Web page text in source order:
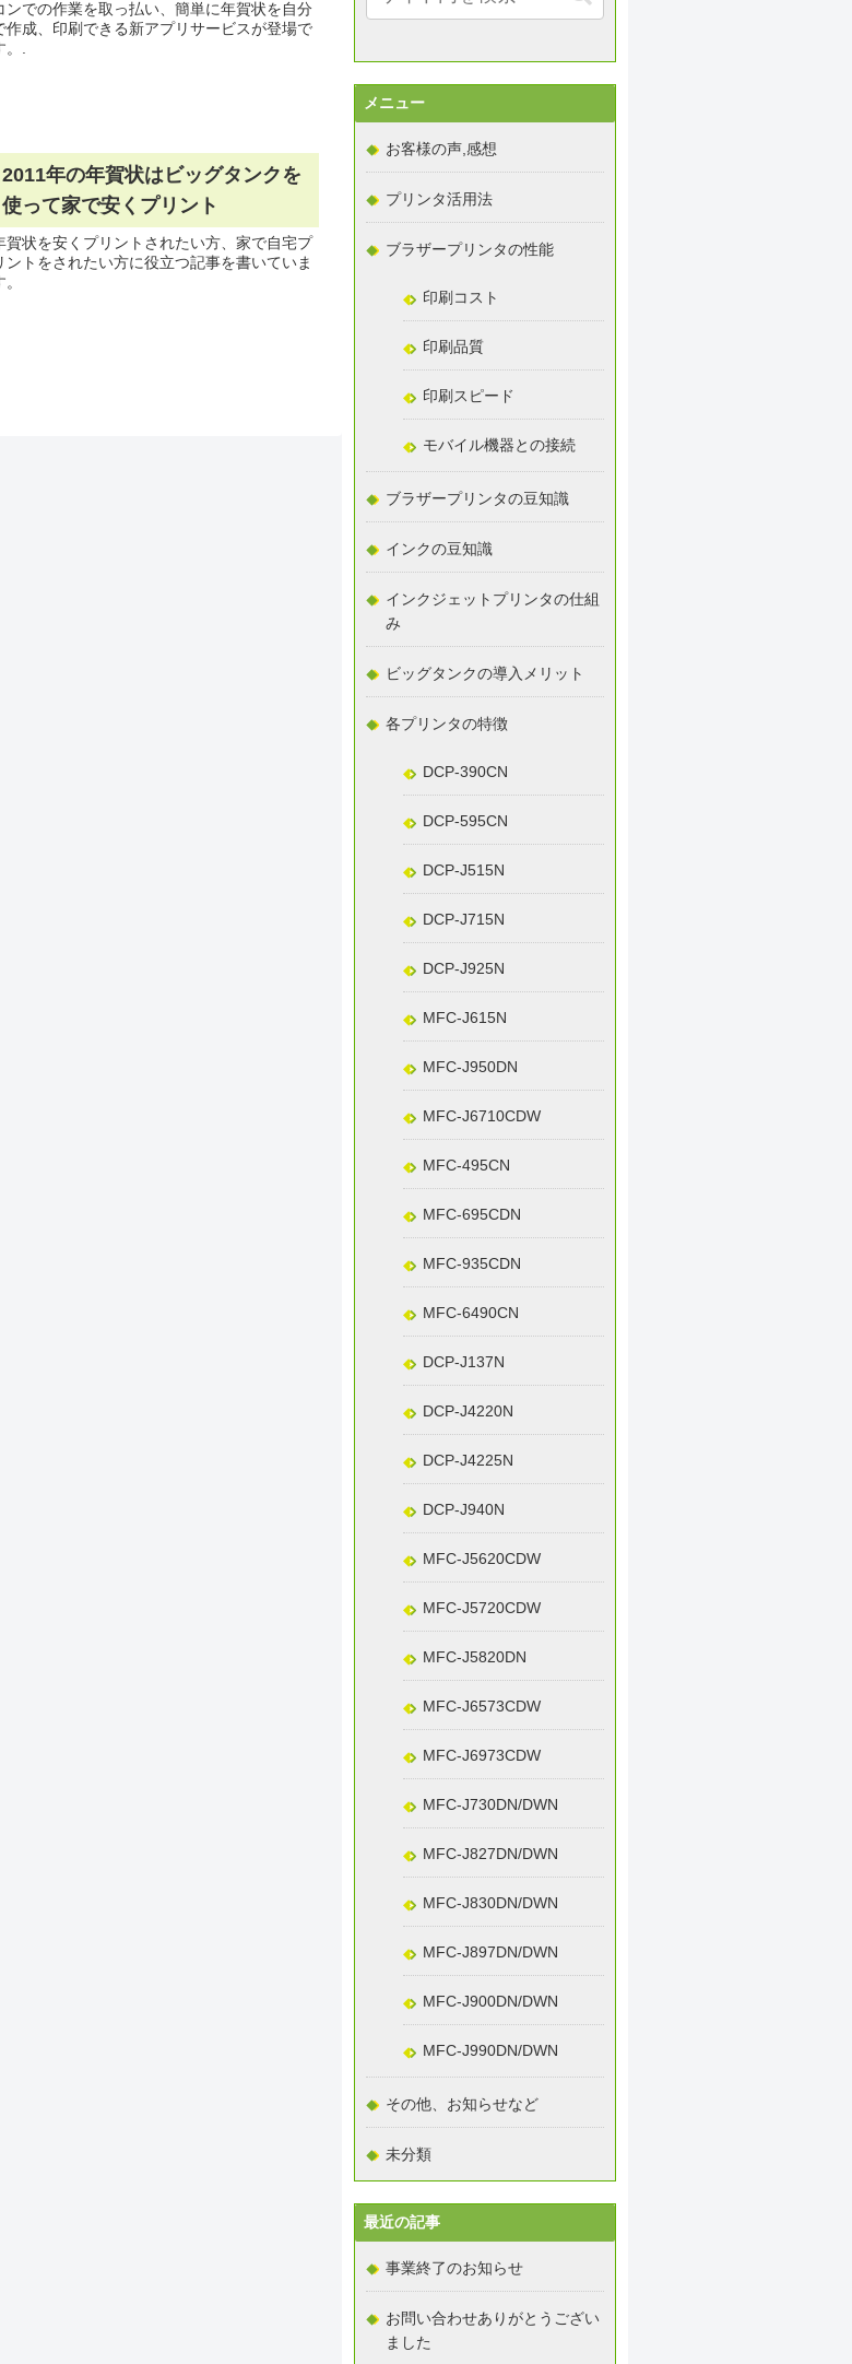
ンでの作業を取っ払い、簡単に年賀状を自分
作成、印刷できる新アプリサービスが登場で
.
2011年の年賀状はビッグタンクを
使って家で安くプリント
賀状を安くプリントされたい方、家で自宅プ
ントをされたい方に役立つ記事を書いていま
メニュー
お客様の声,感想
プリンタ活用法
ブラザープリンタの性能
印刷コスト
印刷品質
印刷スピード
モバイル機器との接続
ブラザープリンタの豆知識
インクの豆知識
インクジェットプリンタの仕組
み
ビッグタンクの導入メリット
各プリンタの特徴
DCP-390CN
DCP-595CN
DCP-J515N
DCP-J715N
DCP-J925N
MFC-J615N
MFC-J950DN
MFC-J6710CDW
MFC-495CN
MFC-695CDN
MFC-935CDN
MFC-6490CN
DCP-J137N
DCP-J4220N
DCP-J4225N
DCP-J940N
MFC-J5620CDW
MFC-J5720CDW
MFC-J5820DN
MFC-J6573CDW
MFC-J6973CDW
MFC-J730DN/DWN
MFC-J827DN/DWN
MFC-J830DN/DWN
MFC-J897DN/DWN
MFC-J900DN/DWN
MFC-J990DN/DWN
その他、お知らせなど
未分類
最近の記事
事業終了のお知らせ
お問い合わせありがとうござい
ました